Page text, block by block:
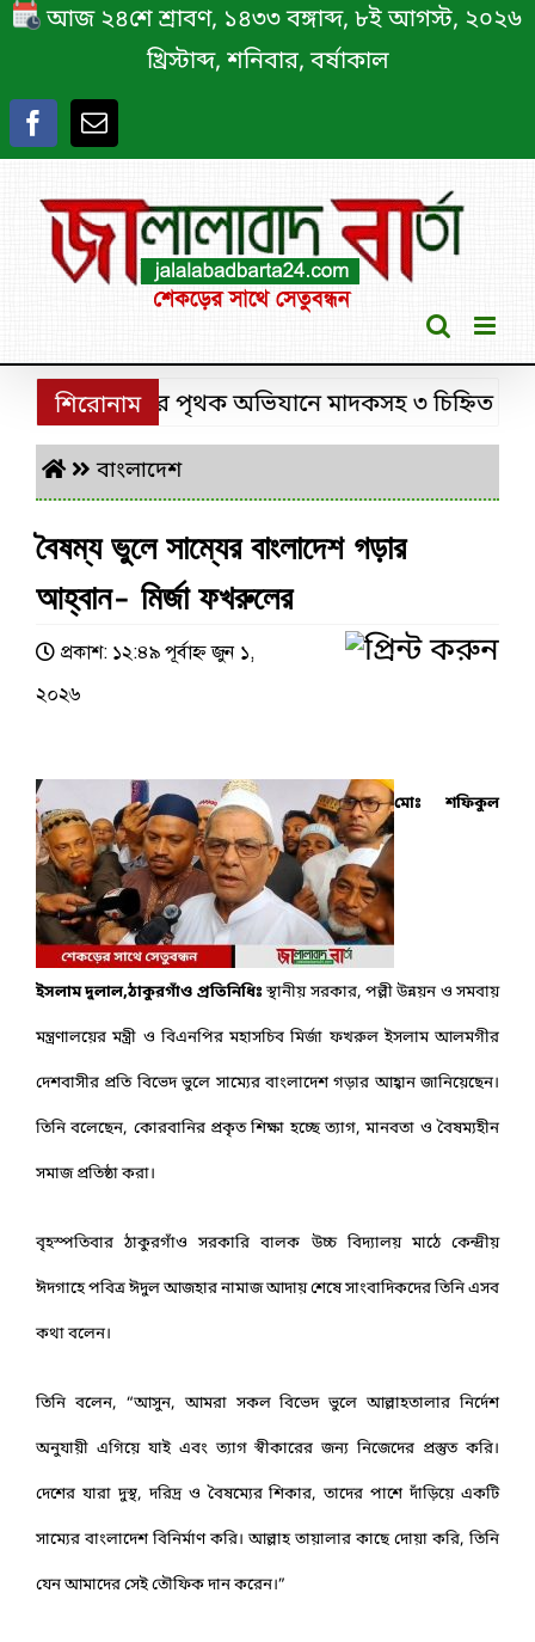
Skip
content
আজ ২৪শে শ্রাবণ, ১৪৩৩ বঙ্গাব্দ, ৮ই আগস্ট, ২০২৬
খ্রিস্টাব্দ, শনিবার, বর্ষাকাল
শিরোনাম
শ্রীমঙ্গলে ডিবির পৃথক অভিযানে মাদকসহ ৩ চিহ্নিত মাদক
বাংলাদেশ
বৈষম্য ভুলে সাম্যের বাংলাদেশ গড়ার
আহ্বান- মির্জা ফখরুলের
প্রকাশ: ১২:৪৯ পূর্বাহ্ণ জুন ১,
২০২৬
মোঃ শফিকুল
ইসলাম দুলাল,ঠাকুরগাঁও প্রতিনিধিঃস্থানীয় সরকার, পল্লী উন্নয়ন ও সমবায়
মন্ত্রণালয়ের মন্ত্রী ও বিএনপির মহাসচিব মির্জা ফখরুল ইসলাম আলমগীর
দেশবাসীর প্রতি বিভেদ ভুলে সাম্যের বাংলাদেশ গড়ার আহ্বান জানিয়েছেন।
তিনি বলেছেন, কোরবানির প্রকৃত শিক্ষা হচ্ছে ত্যাগ, মানবতা ও বৈষম্যহীন
সমাজ প্রতিষ্ঠা করা।
‎বৃহস্পতিবার ঠাকুরগাঁও সরকারি বালক উচ্চ বিদ্যালয় মাঠে কেন্দ্রীয়
ঈদগাহে পবিত্র ঈদুল আজহার নামাজ আদায় শেষে সাংবাদিকদের তিনি এসব
কথা বলেন।
‎তিনি বলেন, “আসুন, আমরা সকল বিভেদ ভুলে আল্লাহতালার নির্দেশ
অনুযায়ী এগিয়ে যাই এবং ত্যাগ স্বীকারের জন্য নিজেদের প্রস্তুত করি।
দেশের যারা দুস্থ, দরিদ্র ও বৈষম্যের শিকার, তাদের পাশে দাঁড়িয়ে একটি
সাম্যের বাংলাদেশ বিনির্মাণ করি। আল্লাহ তায়ালার কাছে দোয়া করি, তিনি
যেন আমাদের সেই তৌফিক দান করেন।”